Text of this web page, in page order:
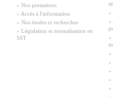
» Nos prestations
» Accés à l'information
» Nos études et recherches
» Législation et normalisation en
SST
»
»
»
»
»
»
»
»